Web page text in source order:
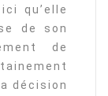
qu’elle
de son
de
décision